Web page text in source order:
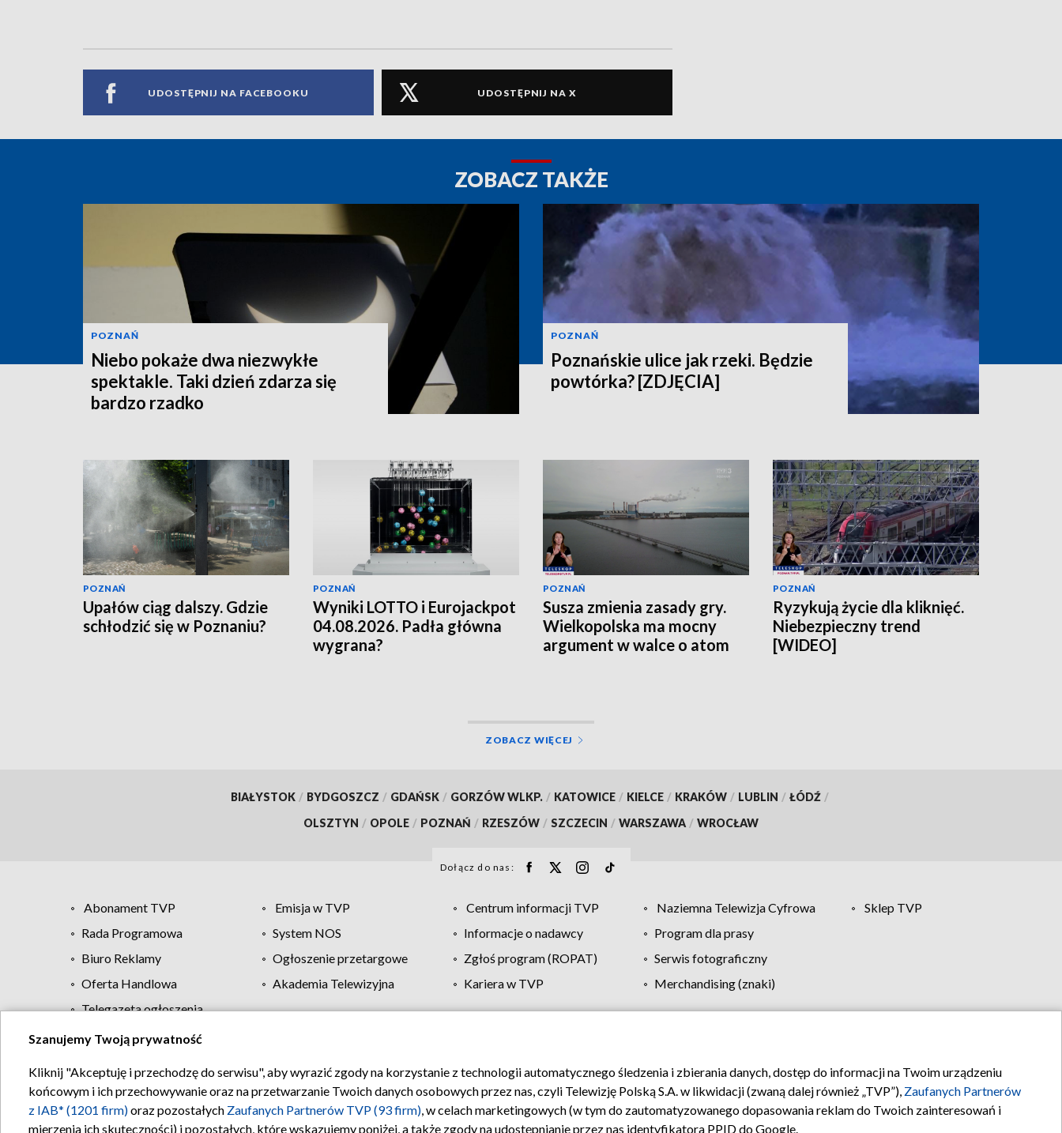
UDOSTĘPNIJ NA FACEBOOKU UDOSTĘPNIJ NA X
ZOBACZ TAKŻE
POZNAŃ
Niebo pokaże dwa niezwykłe
spektakle. Taki dzień zdarza się
bardzo rzadko
POZNAŃ
Poznańskie ulice jak rzeki. Będzie
powtórka? [ZDJĘCIA]
POZNAŃ
Upałów ciąg dalszy. Gdzie
schłodzić się w Poznaniu?
POZNAŃ
Wyniki LOTTO i Eurojackpot
04.08.2026. Padła główna
wygrana?
POZNAŃ
Susza zmienia zasady gry.
Wielkopolska ma mocny
argument w walce o atom
POZNAŃ
Ryzykują życie dla kliknięć.
Niebezpieczny trend
[WIDEO]
ZOBACZ WIĘCEJ
BIAŁYSTOK / BYDGOSZCZ / GDAŃSK / GORZÓW WLKP. / KATOWICE / KIELCE / KRAKÓW / LUBLIN / ŁÓDŹ /
OLSZTYN / OPOLE / POZNAŃ / RZESZÓW / SZCZECIN / WARSZAWA / WROCŁAW
Dołącz do nas:
Abonament TVP Emisja w TVP Centrum informacji TVP Naziemna Telewizja Cyfrowa
Sklep TVP
Rada Programowa
System NOS Informacje o nadawcy
Program dla prasy
Biuro Reklamy
Ogłoszenie przetargowe Zgłoś program (ROPAT)
Serwis fotograficzny
Oferta Handlowa
Akademia Telewizyjna Kariera w TVP
Merchandising (znaki)
Telegazeta ogłoszenia
Regulamin TVP Polityka prywatności Moje zgody Pomoc Biuro reklamy Kontakt
Szanujemy Twoją prywatność
Kliknij "Akceptuję i przechodzę do serwisu", aby wyrazić zgody na korzystanie z technologii automatycznego śledzenia i zbierania danych, dostęp do informacji na Twoim urządzeniu
końcowym i ich przechowywanie oraz na przetwarzanie Twoich danych osobowych przez nas, czyli Telewizję Polską S.A. w likwidacji (zwaną dalej również „TVP”), Zaufanych Partnerów
z IAB* (1201 firm)oraz pozostałych Zaufanych Partnerów TVP (93 firm), w celach marketingowych (w tym do zautomatyzowanego dopasowania reklam do Twoich zainteresowań i
mierzenia ich skuteczności) i pozostałych, które wskazujemy poniżej, a także zgody na udostępnianie przez nas identyfikatora PPID do Google.